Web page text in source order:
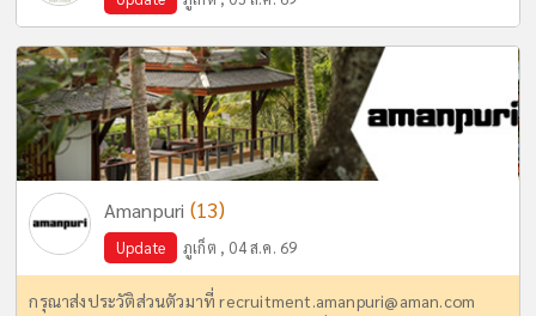
Amanpuri (13)
Update ภูเก็ต , 04 ส.ค. 69
กรุณาส่งประวัติส่วนตัวมาที่recruitment.amanpuri@aman.com